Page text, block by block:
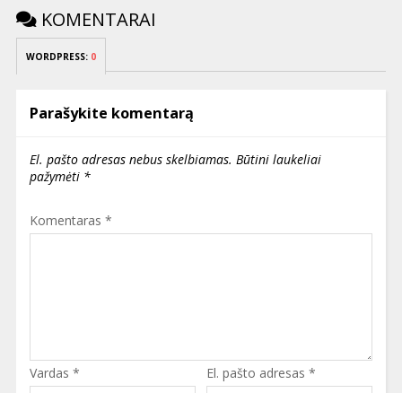
KOMENTARAI
WORDPRESS: 0
Parašykite komentarą
El. pašto adresas nebus skelbiamas. Būtini laukeliai
pažymėti *
Komentaras *
Vardas * El. pašto adresas *